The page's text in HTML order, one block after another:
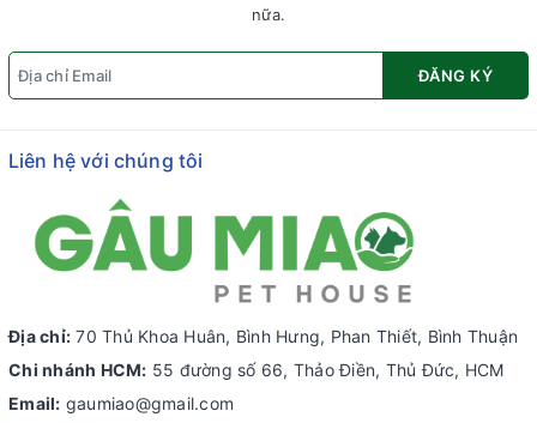
nữa.
ĐĂNG KÝ
Liên hệ với chúng tôi
Địa chỉ: 70 Thủ Khoa Huân, Bình Hưng, Phan Thiết, Bình Thuận
Chi nhánh HCM: 55 đường số 66, Thảo Điền, Thủ Đức, HCM
Email: gaumiao@gmail.com